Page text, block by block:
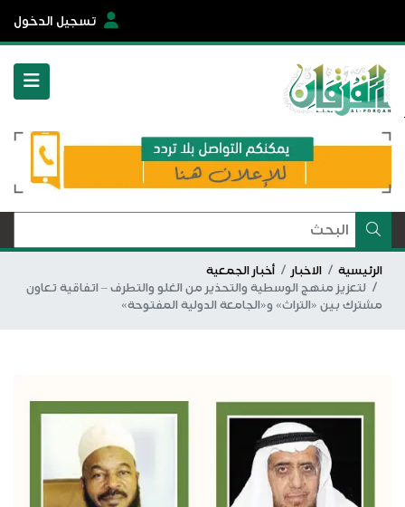
تسجيل الدخول
الرئيسية الاخبار
أخبار الجمعية
لتعزيز منهج الوسطية والتحذير من الغلو والتطرف – اتفاقية تعاون
مشترك بين «التراث» و«الجامعة الدولية المفتوحة»